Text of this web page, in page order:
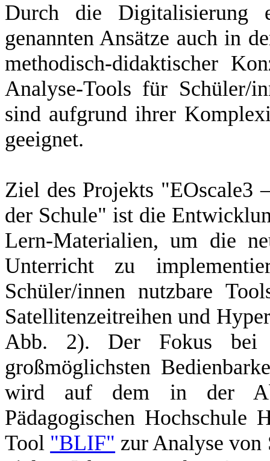
Durch die Digitalisierung
genannten Ansätze auch in
methodisch-didaktischer
Analyse-Tools für Schüler/
sind aufgrund ihrer
geeignet.
Ziel des Projekts "EOscale3
der Schule" ist die
Lern-Materialien, um die
Unterricht zu
Schüler/innen nutzbare
Satellitenzeitreihen und
Abb. 2). Der Fokus bei
großmöglichsten
wird auf dem in der
Pädagogischen Hochschule
Tool "BLIF" zur Analyse von